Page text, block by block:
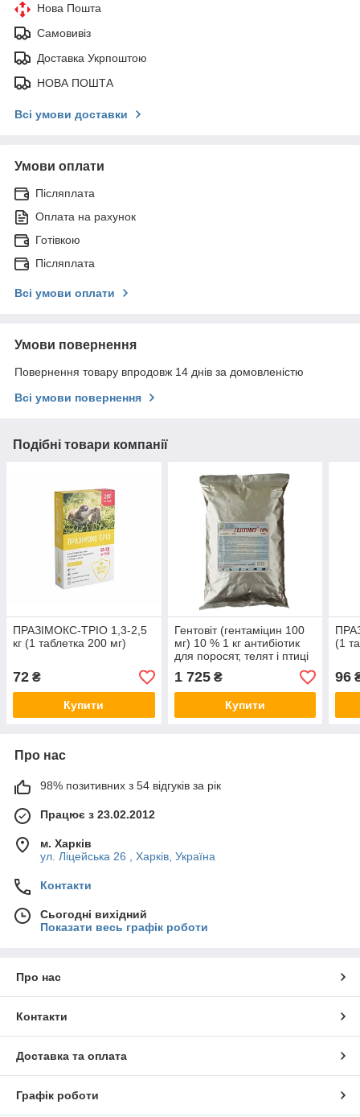
Нова Пошта
Самовивіз
Доставка Укрпоштою
НОВА ПОШТА
Всі умови доставки
Умови оплати
Післяплата
Оплата на рахунок
Готівкою
Післяплата
Всі умови оплати
Умови повернення
Повернення товару впродовж 14 днів за домовленістю
Всі умови повернення
Подібні товари компанії
ПРАЗІМОКС-ТРІО 1,3-2,5
кг (1 таблетка 200 мг)
72 ₴
Купити
Гентовіт (гентаміцин 100
мг) 10 % 1 кг антибіотик
для поросят, телят і птиці
1 725₴
Купити
(1
96
Про нас
98% позитивних з 54 відгуків за рік
Працює з 23.02.2012
м. Харків
ул. Ліцейська 26 , Харків, Україна
Контакти
Сьогодні вихідний
Показати весь графік роботи
Про нас
Контакти
Доставка та оплата
Графік роботи